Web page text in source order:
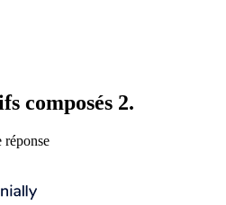
composés 2.
réponse